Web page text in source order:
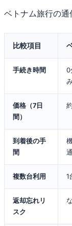
ベトナム旅行の
比較項目
手続き時間
0
価格（7日
間）
到着後の手
間
複数台利用 1
返却忘れリ
スク